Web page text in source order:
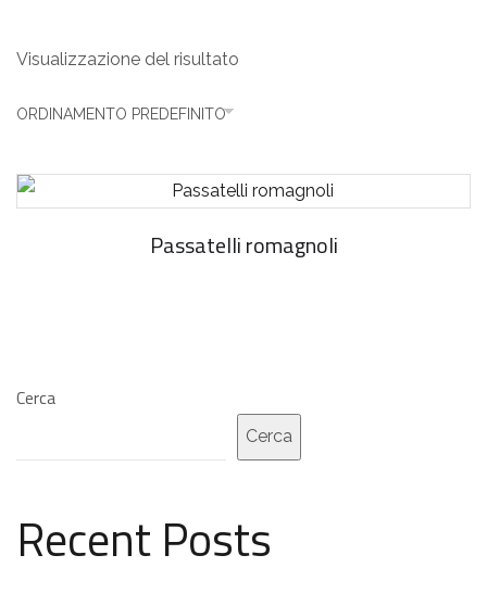
Visualizzazione del risultato
Passatelli romagnoli
Cerca
Cerca
Recent Posts